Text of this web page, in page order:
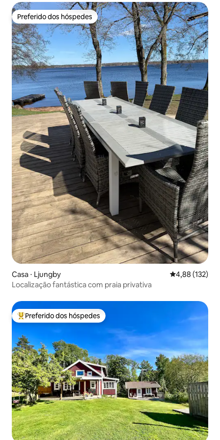
Preferido dos hóspedes
Preferido dos hóspedes
Casa ⋅ Ljungby 4,88 de uma
4,88 (132)
Localização fantástica com praia privativa
Entre os melhores preferidos dos hóspedes
Preferido dos hóspedes